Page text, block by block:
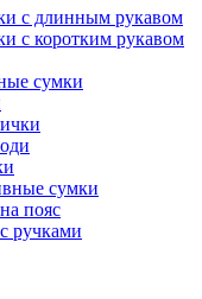
с длинным рукавом
с коротким рукавом
сумки
сумки
пояс
ручками